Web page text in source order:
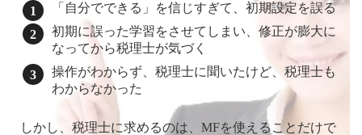
「自分でできる」を信じすぎて、初期設定を誤る
初期に誤った学習をさせてしまい、修正が膨大に
なってから税理士が気づく
操作がわからず、税理士に聞いたけど、税理士も
わからなかった
しかし、税理士に求めるのは、MFを使えることだけで